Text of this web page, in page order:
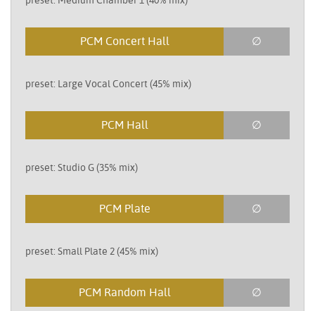
PCM Concert Hall ∅
preset: Large Vocal Concert (45% mix)
PCM Hall ∅
preset: Studio G (35% mix)
PCM Plate ∅
preset: Small Plate 2 (45% mix)
PCM Random Hall ∅